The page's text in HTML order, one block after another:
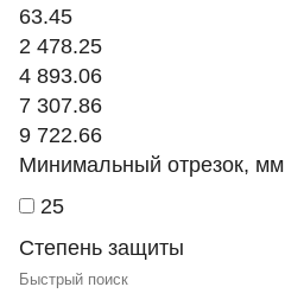
63.45
2 478.25
4 893.06
7 307.86
9 722.66
Минимальный отрезок, мм
25
Степень защиты